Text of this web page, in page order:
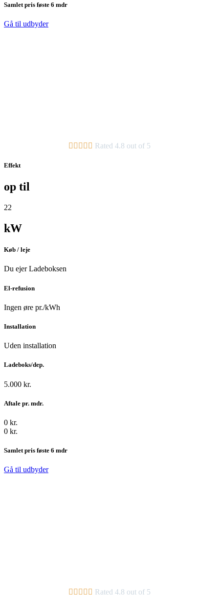
Samlet pris føste 6 mdr
Gå til udbyder
     Rated 4.8 out of 5
Effekt
op til
22
kW
Køb / leje
Du ejer Ladeboksen
El-refusion
Ingen øre pr./kWh
Installation
Uden installation
Ladeboks/dep.
5.000 kr.
Aftale pr. mdr.
0 kr.
0 kr.
Samlet pris føste 6 mdr
Gå til udbyder
     Rated 4.8 out of 5